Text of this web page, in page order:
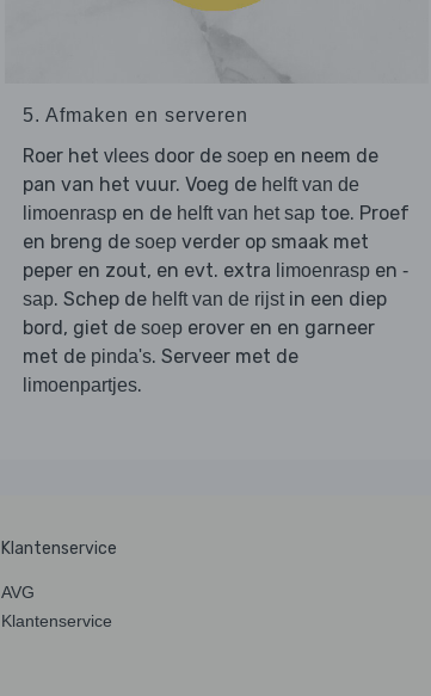
5. Afmaken en serveren
Roer het vleesdoor de soepen neem de
pan van het vuur. Voeg de helft van de
limoenraspen de helft van het saptoe. Proef
en breng de soepverder op smaak met
peper en zout, en evt. extra limoenraspen -
sap. Schep de helft van de rijstin een diep
bord, giet de soeperover en en garneer
met de pinda's. Serveer met de
limoenpartjes.
Klantenservice
AVG
Klantenservice